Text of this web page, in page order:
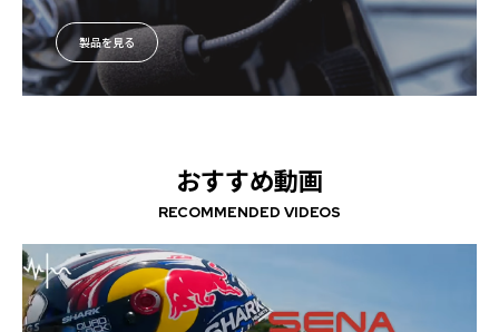
製品を見る
おすすめ動画
RECOMMENDED VIDEOS